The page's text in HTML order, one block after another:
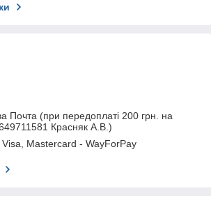
Почта (при передоплаті 200 грн. на
Красняк А.В.)
Mastercard - WayForPay